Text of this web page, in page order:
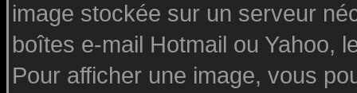
image stockée sur un serveur
boîtes e-mail Hotmail ou Yahoo,
Pour afficher une image, vous